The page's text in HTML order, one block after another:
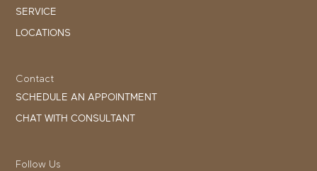
SERVICE
LOCATIONS
Contact
SCHEDULE AN APPOINTMENT
CHAT WITH CONSULTANT
Follow Us